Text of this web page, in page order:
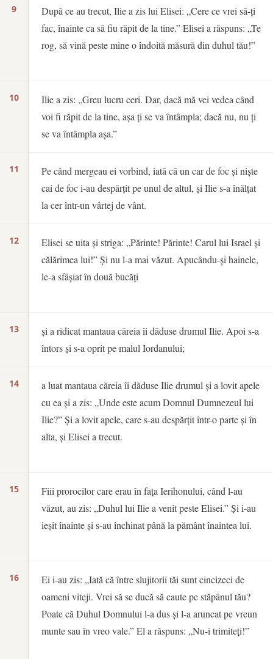
9
10
11
12
13
14
15
16
După ce au trecut, Ilie a zis lui Elisei: „Cere ce vrei să-ți
fac, înainte ca să fiu răpit de la tine.” Elisei a răspuns: „Te
rog, să vină peste mine o îndoită măsură din duhul tău!”
Ilie a zis: „Greu lucru ceri. Dar, dacă mă vei vedea când
voi fi răpit de la tine, așa ți se va întâmpla; dacă nu, nu ți
se va întâmpla așa.”
Pe când mergeau ei vorbind, iată că un car de foc și niște
cai de foc i-au despărțit pe unul de altul, și Ilie s-a înălțat
la cer într-un vârtej de vânt.
Elisei se uita și striga: „Părinte! Părinte! Carul lui Israel și
călărimea lui!” Și nu l-a mai văzut. Apucându-și hainele,
le-a sfâșiat în două bucăți
și a ridicat mantaua căreia îi dăduse drumul Ilie. Apoi s-a
întors și s-a oprit pe malul Iordanului;
a luat mantaua căreia îi dăduse Ilie drumul și a lovit apele
cu ea și a zis: „Unde este acum Domnul Dumnezeul lui
Ilie?” Și a lovit apele, care s-au despărțit într-o parte și în
alta, și Elisei a trecut.
Fiii prorocilor care erau în fața Ierihonului, când l-au
văzut, au zis: „Duhul lui Ilie a venit peste Elisei.” Și i-au
ieșit înainte și s-au închinat până la pământ înaintea lui.
Ei i-au zis: „Iată că între slujitorii tăi sunt cincizeci de
oameni viteji. Vrei să se ducă să caute pe stăpânul tău?
Poate că Duhul Domnului l-a dus și l-a aruncat pe vreun
munte sau în vreo vale.” El a răspuns: „Nu-i trimiteți!”